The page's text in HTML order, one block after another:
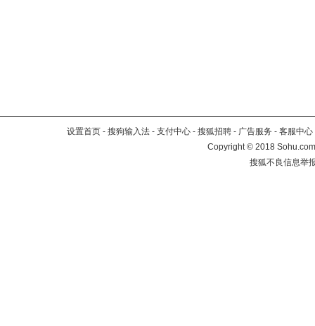
设置首页 - 搜狗输入法 - 支付中心 - 搜狐招聘 - 广告服务 - 客服中心
Copyright©2018
搜狐不良信息举